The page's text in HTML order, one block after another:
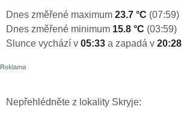
Dnes změřené maximum 23.7 °C (07:59)
Dnes změřené minimum 15.8 °C (03:59)
Slunce vychází v 05:33 a zapadá v 20:28
Nepřehlédněte z lokality Skryje: